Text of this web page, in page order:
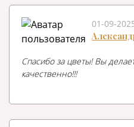
01-09-
Спасибо за цветы! Вы
качественно!!!